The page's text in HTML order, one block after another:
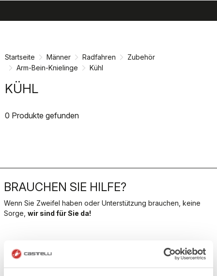
Startseite Männer Radfahren
Zubehör
Arm-Bein-Knielinge
Kühl
KÜHL
0 Produkte gefunden
BRAUCHEN SIE HILFE?
Wenn Sie Zweifel haben oder Unterstützung brauchen, keine
Sorge, wir sind für Sie da!
email
KONTAKT